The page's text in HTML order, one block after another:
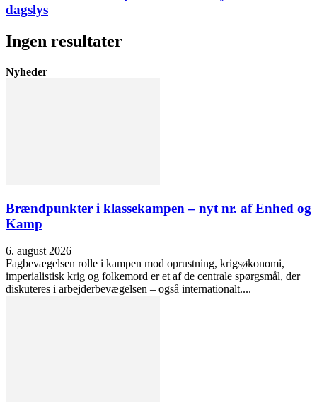
dagslys
Ingen resultater
Nyheder
Brændpunkter i klassekampen – nyt nr. af Enhed og
Kamp
6. august 2026
Fagbevægelsen rolle i kampen mod oprustning, krigsøkonomi,
imperialistisk krig og folkemord er et af de centrale spørgsmål, der
diskuteres i arbejderbevægelsen – også internationalt....